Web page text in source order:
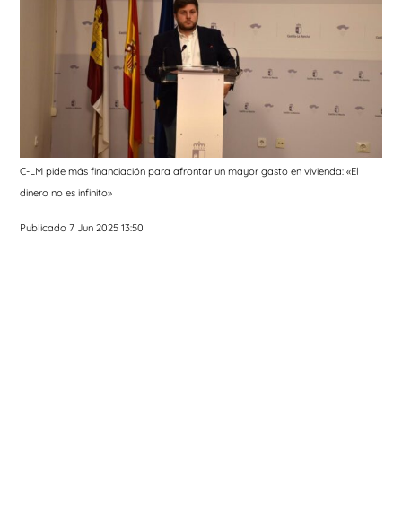
C-LM pide más financiación para afrontar un mayor gasto en vivienda: «El
dinero no es infinito»
Publicado 7 Jun 2025 13:50